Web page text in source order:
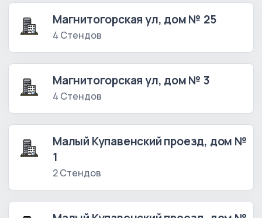
Магнитогорская ул, дом № 25
4 Стендов
Магнитогорская ул, дом № 3
4 Стендов
Малый Купавенский проезд, дом №
1
2 Стендов